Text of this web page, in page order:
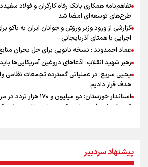
تفاهم‌نامه همکاری بانک رفاه کارگران و فولاد
طرح‌های توسعه‌ای امضا شد
گزارشی از ورود وزیر ورزش و جوانان ایران به باکو
اجرایی با همتای آذربایجانی
عماد احمدوند : نسخه نانویی برای حل بحران
رهبر شهید انقلاب: ادّعاهای دروغین آمریکایی‌ها
یحیی سریع: در عملیاتی گسترده تجمعات نظامی
هدف قرار دادیم
استاندار خوزستان: دو
ثبت
جابجایی مرکز ثقل اقتصاد جهان انجام شد/ فرصت
ایران +نمودار
پیشنهاد سردبیر